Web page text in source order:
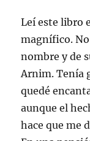
Leí este libro
magnífico.
nombre y de
Arnim. Tenía
quedé
aunque el
hace que me